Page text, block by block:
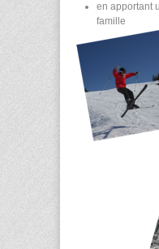
en apportant
famille